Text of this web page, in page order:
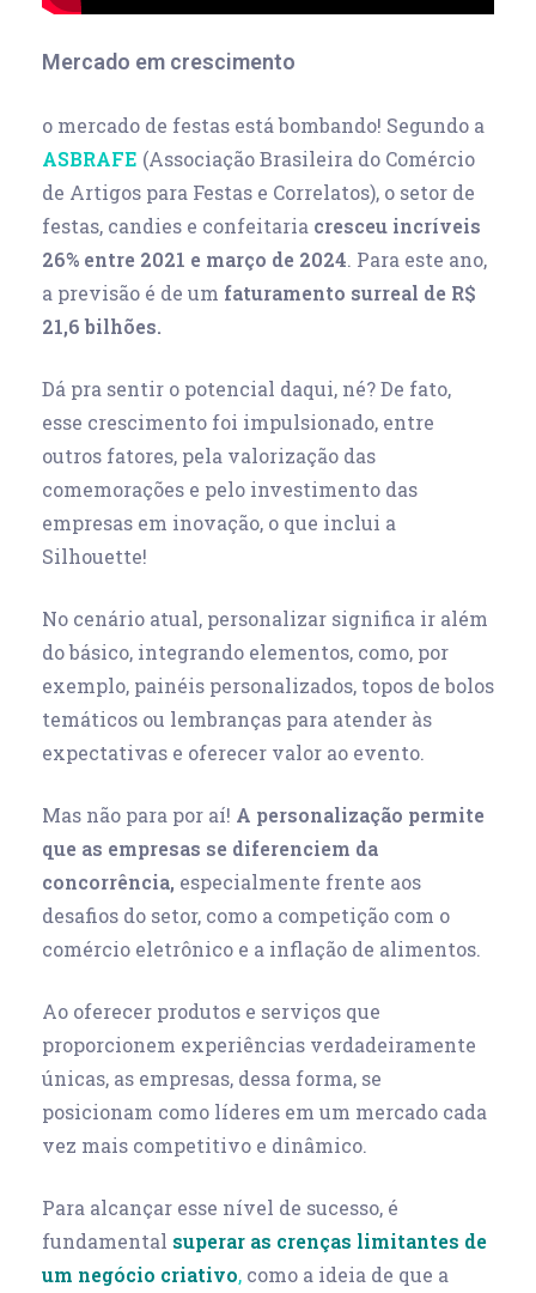
Mercado em crescimento
o mercado de festas está bombando! Segundo a
ASBRAFE (Associação Brasileira do Comércio
de Artigos para Festas e Correlatos), o setor de
festas, candies e confeitaria cresceu incríveis
26% entre 2021 e março de 2024. Para este ano,
a previsão é de um faturamento surreal de R$
21,6 bilhões.
Dá pra sentir o potencial daqui, né? De fato,
esse crescimento foi impulsionado, entre
outros fatores, pela valorização das
comemorações e pelo investimento das
empresas em inovação, o que inclui a
Silhouette!
No cenário atual, personalizar significa ir além
do básico, integrando elementos, como, por
exemplo, painéis personalizados, topos de bolos
temáticos ou lembranças para atender às
expectativas e oferecer valor ao evento.
Mas não para por aí! A personalização permite
que as empresas se diferenciem da
concorrência, especialmente frente aos
desafios do setor, como a competição com o
comércio eletrônico e a inflação de alimentos.
Ao oferecer produtos e serviços que
proporcionem experiências verdadeiramente
únicas, as empresas, dessa forma, se
posicionam como líderes em um mercado cada
vez mais competitivo e dinâmico.
Para alcançar esse nível de sucesso, é
fundamental superar as crenças limitantes de
um negócio criativo, como a ideia de que a